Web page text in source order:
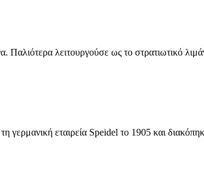
λειτουργούσε ως το στρατιωτικό
γερμανική εταιρεία Speidel το 1905 και